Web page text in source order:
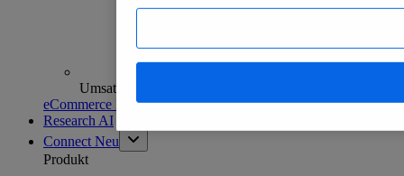
Umsatzanalysen und -prognosen
eCommerce Insights entdecken
Research AI
Connect Neu
Produkt